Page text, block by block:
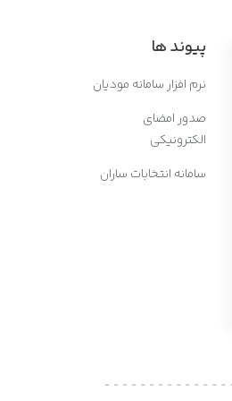
پیوند ها
نرم افزار سامانه مودیان
صدور امضای
الکترونیکی
سامانه انتخابات ساران